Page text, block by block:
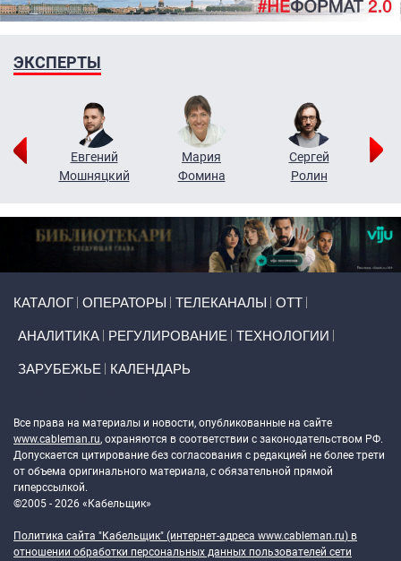
ЭКСПЕРТЫ
Евгений
Мошняцкий
Мария
Фомина
Сергей
Ролин
КАТАЛОГ ОПЕРАТОРЫ ТЕЛЕКАНАЛЫ ОТТ
АНАЛИТИКА РЕГУЛИРОВАНИЕ ТЕХНОЛОГИИ
ЗАРУБЕЖЬЕ КАЛЕНДАРЬ
Все права на материалы и новости, опубликованные на сайте
www.cableman.ru, охраняются в соответствии с законодательством РФ.
Допускается цитирование без согласования с редакцией не более трети
от объема оригинального материала, с обязательной прямой
гиперссылкой.
©2005 - 2026 «Кабельщик»
Политика сайта "Кабельщик" (интернет-адреса www.cableman.ru) в
отношении обработки персональных данных пользователей сети